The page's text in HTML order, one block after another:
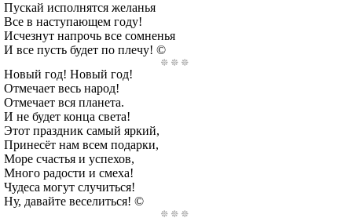
Пускай исполнятся желанья
Все в наступающем году!
Исчезнут напрочь все сомненья
И все пусть будет по плечу! ©
Новый год! Новый год!
Отмечает весь народ!
Отмечает вся планета.
И не будет конца света!
Этот праздник самый яркий,
Принесёт нам всем подарки,
Море счастья и успехов,
Много радости и смеха!
Чудеса могут случиться!
Ну, давайте веселиться! ©